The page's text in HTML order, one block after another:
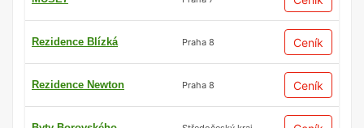
Rezidence Blízká Praha 8 Ceník
Rezidence Newton Praha 8 Ceník